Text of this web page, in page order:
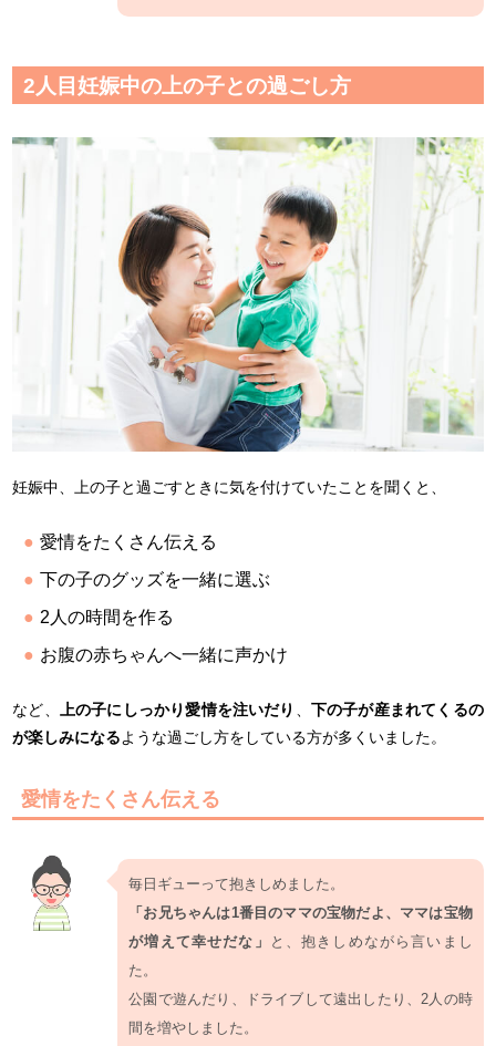
2人目妊娠中の上の子との過ごし方
妊娠中、上の子と過ごすときに気を付けていたことを聞くと、
愛情をたくさん伝える
下の子のグッズを一緒に選ぶ
2人の時間を作る
お腹の赤ちゃんへ一緒に声かけ
など、 上の子にしっかり愛情を注いだり
下の子が産まれてくるの
が楽しみになるような過ごし方をしている方が多くいました。
愛情をたくさん伝える
毎日ギューって抱きしめました。
「お兄ちゃんは1番目のママの宝物だよ、ママは宝物
が増えて幸せだな」
と、抱きしめながら言いまし
た。
公園で遊んだり、ドライブして遠出したり、2人の時
間を増やしました。